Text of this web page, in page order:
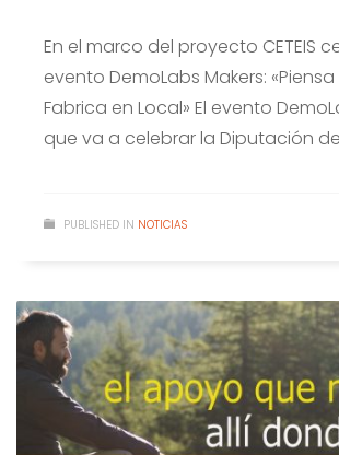
En el marco del proyecto CETEIS
evento DemoLabs Makers:
Fabrica en Local» El evento
que va a celebrar la Diputación
PUBLISHED IN NOTICIAS